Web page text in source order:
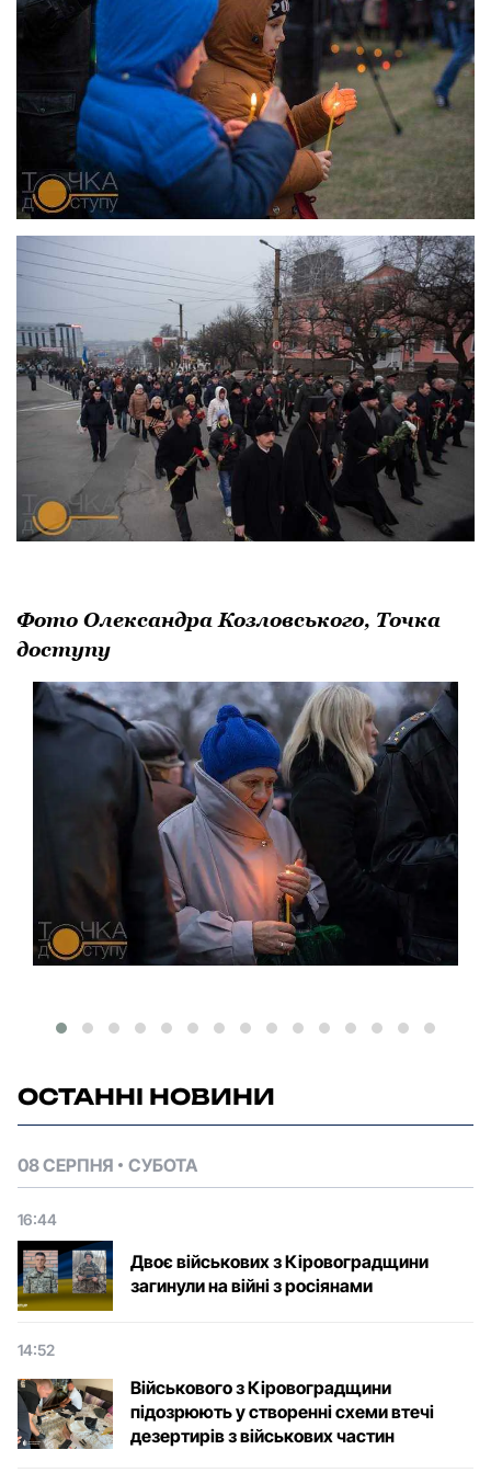
Фото Олександра Козловського, Точка
доступу
ОСТАННІ НОВИНИ
08 СЕРПНЯ СУБОТА
16:44
Двоє військових з Кіровоградщини
загинули на війні з росіянами
14:52
Військового з Кіровоградщини
підозрюють у створенні схеми втечі
дезертирів з військових частин